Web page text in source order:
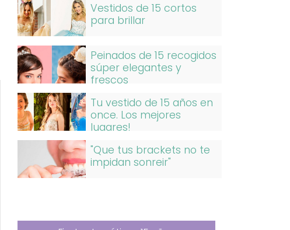
Vestidos de 15 cortos
para brillar
Peinados de 15 recogidos
súper elegantes y
frescos
Tu vestido de 15 años en
once. Los mejores
lugares!
"Que tus brackets no te
impidan sonreir"